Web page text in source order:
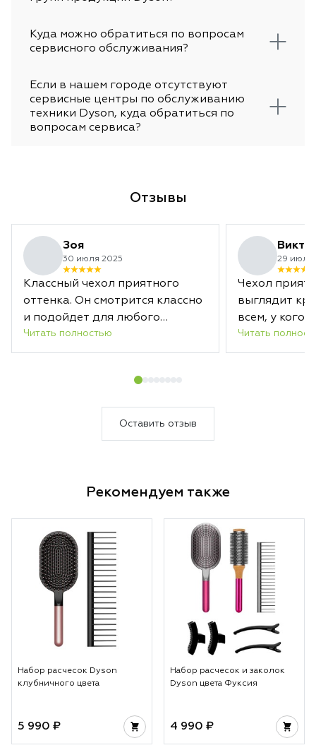
Куда можно обратиться по вопросам
сервисного обслуживания?
Если в нашем городе отсутствуют
сервисные центры по обслуживанию
техники Dyson, куда обратиться по
вопросам сервиса?
Отзывы
Зоя
30 июля 2025
Классный чехол приятного
оттенка. Он смотрится классно
и подойдет для любого
интерьера.
Читать полностью
29 июля
Чехол
выглядит
всем, у кого
Читать
Оставить отзыв
Рекомендуем также
Набор расчесок Dyson
клубничного цвета
5 990 ₽
Набор расчесок и заколок
Dyson цвета Фуксия
4 990 ₽